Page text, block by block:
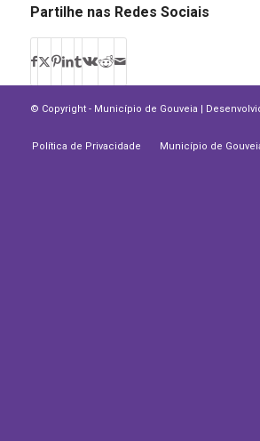
Partilhe nas Redes Sociais
© Copyright - Município de Gouveia |
Política de Privacidade Município de